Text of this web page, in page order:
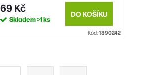
69 Kč
Skladem>1 ks
DO KOŠÍKU
Kód:1890242